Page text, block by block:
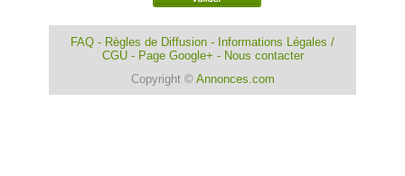
FAQ - Règles de Diffusion - Informations Légales /
CGU- Page Google+ - Nous contacter
Copyright © Annonces.com